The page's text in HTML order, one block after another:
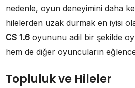
nedenle, oyun deneyimini daha
hilelerden uzak durmak en iyisi
CS 1.6 oyununu adil bir şekilde
hem de diğer oyuncuların
Topluluk ve Hileler